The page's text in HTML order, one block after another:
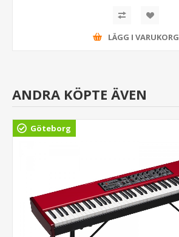
LÄGG I VARUKORG
ANDRA KÖPTE ÄVEN
Göteborg